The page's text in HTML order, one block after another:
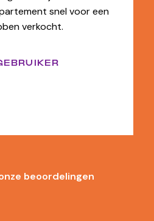
snel voor een
verkocht.
beoordelingen